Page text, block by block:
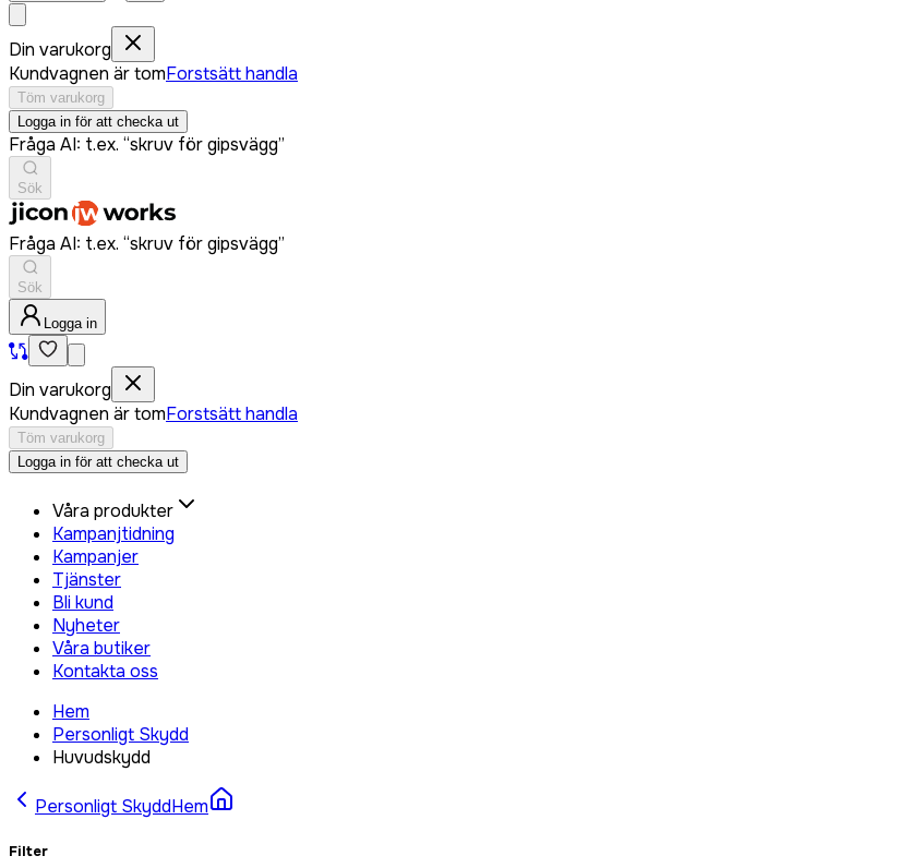
Din varukorg
Kundvagnen är tomForstsätt handla
Töm varukorg
Logga in för att checka ut
Fråga AI: t.ex. “skruv för gipsvägg”
Sök
Fråga AI: t.ex. “skruv för gipsvägg”
Sök
Logga in
Din varukorg
Kundvagnen är tomForstsätt handla
Töm varukorg
Logga in för att checka ut
Våra produkter
Kampanjtidning
Kampanjer
Tjänster
Bli kund
Nyheter
Våra butiker
Kontakta oss
Hem
Personligt Skydd
Huvudskydd
Personligt SkyddHem
Filter